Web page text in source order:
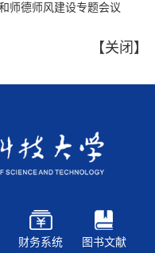
师德师风建设专题会议
【关闭 】
财务系统 图书文献